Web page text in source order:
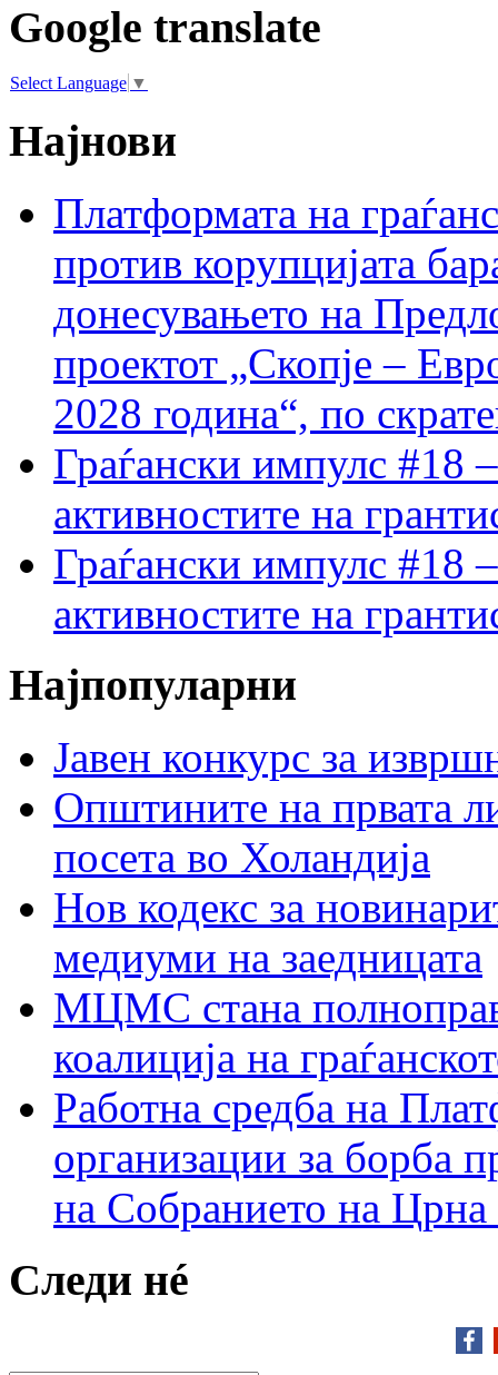
Google translate
Select Language ▼
Најнови
Платформата на
против корупцијата
донесувањето на
проектот „Скопје –
2028 година“, по
Граѓански импулс #18
активностите на
Граѓански импулс #18
активностите на
Најпопуларни
Јавен конкурс за
Општините на првата
посета во Холандија
Нов кодекс за
медиуми на заедницата
МЦМС стана
коалиција на
Работна средба на
организации за борба
на Собранието на Црна
Следи нé